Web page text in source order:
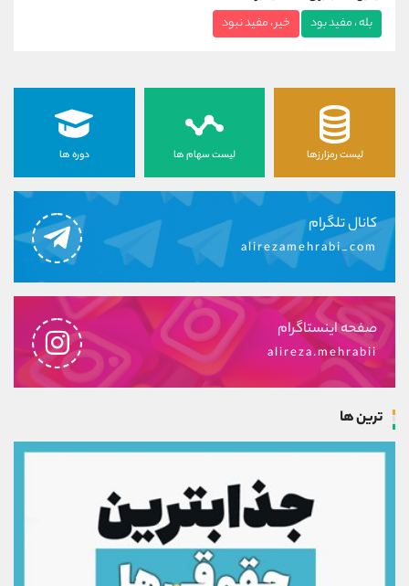
بله ، مفید بود خیر ، مفید نبود
لیست رمزارزها لیست سهام ها دوره ها
کانال تلگرام
alirezamehrabi_com
صفحه اینستاگرام
alireza.mehrabii
ترین ها